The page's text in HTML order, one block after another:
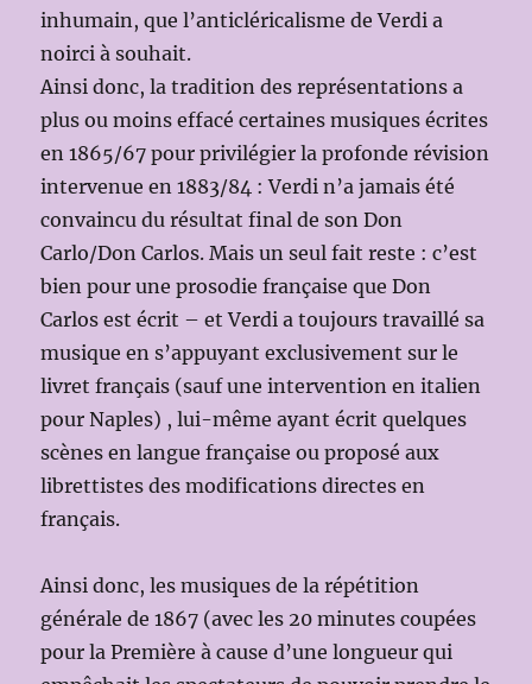
inhumain, que l’anticléricalisme de Verdi a
noirci à souhait.
Ainsi donc, la tradition des représentations a
plus ou moins effacé certaines musiques écrites
en 1865/67 pour privilégier la profonde révision
intervenue en 1883/84 : Verdi n’a jamais été
convaincu du résultat final de son Don
Carlo/Don Carlos. Mais un seul fait reste : c’est
bien pour une prosodie française que Don
Carlos est écrit – et Verdi a toujours travaillé sa
musique en s’appuyant exclusivement sur le
livret français (sauf une intervention en italien
pour Naples) , lui-même ayant écrit quelques
scènes en langue française ou proposé aux
librettistes des modifications directes en
français.
Ainsi donc, les musiques de la répétition
générale de 1867 (avec les 20 minutes coupées
pour la Première à cause d’une longueur qui